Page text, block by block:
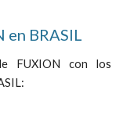
en BRASIL
FUXION con los
: